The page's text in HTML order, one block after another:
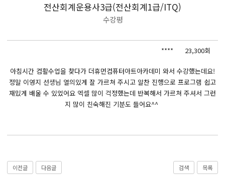
전산회계운용사3급(전산회계1급/ITQ)
수강평
**** 23,300회
아침시간 컴활수업을 찾다가 더휴먼컴퓨터아트아카데미 와서 수강했는데요!
정말 이영지 선생님 열의있게 잘 가르쳐 주시고 알찬 진행으로 프로그램 쉽고
재밌게 배울 수 있었어요 엑셀 많이 걱정했는데 반복해서 가르쳐 주셔서 그런
지 많이 친숙해진 기분도 들어요^^
이전글 다음글 검색 목록
국비지원 무료교육
BIM 건축설계 및 실내건축설계(캐드(CAD),맥스(MAX),레빗(REVIT))실무자 양성과정
React, Veu 프레임워크 기반 프론트엔드 개발 양성 지원
반응형/웹퍼블리셔/프론트엔드 웹개발자(웹디자인)
자바(Java)기반 JSP/스프링 웹개발자(정보처리산업기사)(과정평가형)
전산세무회계 자격취득과정[전산회계1급/전산세무2급/FAT1급/TAT2급]